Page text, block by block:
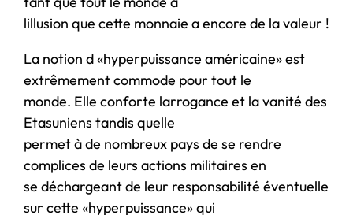
lillusion que cette monnaie a encore de la valeur !
La notion d «hyperpuissance américaine» est
extrêmement commode pour tout le
monde. Elle conforte larrogance et la vanité des
Etasuniens tandis quelle
permet à de nombreux pays de se rendre
complices de leurs actions militaires en
se déchargeant de leur responsabilité éventuelle
sur cette «hyperpuissance» qui